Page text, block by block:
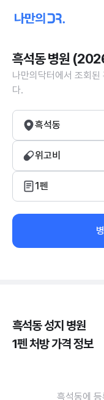
흑석동 병원
나만의닥터에서 조회
다.
흑석동
위고비
1펜
흑석동 성지 병원
1펜 처방 가격 정보
흑석동에